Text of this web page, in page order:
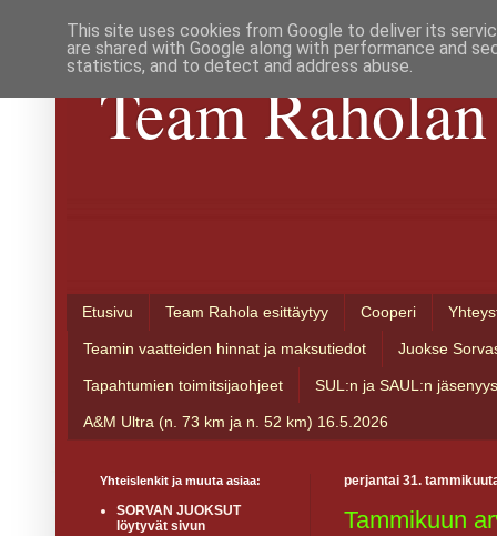
Team
Etusivu Team Rahola esittäytyy Cooperi
Teamin vaatteiden hinnat ja maksutiedot Juokse
Tapahtumien toimitsijaohjeet SUL:n ja SAUL:n jäsenyys
A&M Ultra (n. 73 km ja n. 52 km) 16.5.2026
perjantai 31.
Tammikuun
Yhteislenkit ja muuta asiaa:
SORVAN JUOKSUT
löytyvät sivun
This site uses cookies from Google to deliver its
are shared with Google along with performance and
statistics, and to detect and address abuse.